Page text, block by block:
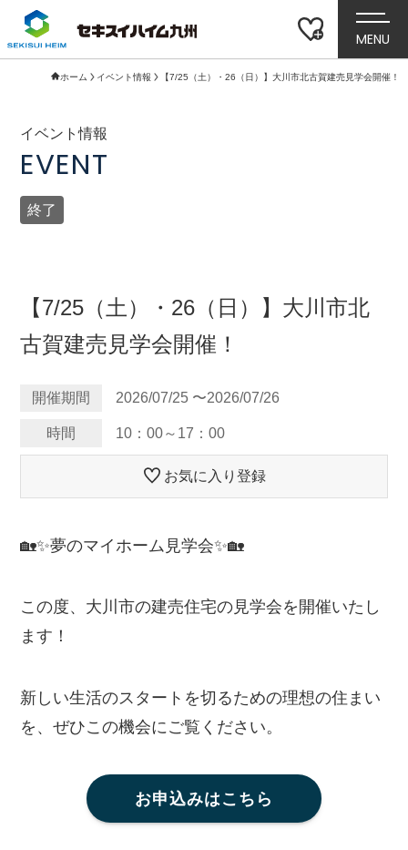
MENU
ホーム イベント情報 【7/25（土）・26（日）】大川市北古賀建売見学会開催！
イベント情報
EVENT
終了
【7/25（土）・26（日）】大川市北
古賀建売見学会開催！
開催期間 2026/07/25 〜2026/07/26
時間 10：00～17：00
お気に入り登録
🏡✨夢のマイホーム見学会✨🏡
この度、大川市の建売住宅の見学会を開催いたし
ます！
新しい生活のスタートを切るための理想の住まい
を、ぜひこの機会にご覧ください。
お申込みはこちら